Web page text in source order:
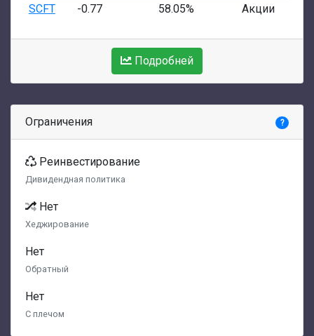
SCFT
-0.77 58.05% Акции
Подробней
Ограничения ?
Реинвестирование
Дивидендная политика
Нет
Хеджирование
Нет
Обратный
Нет
С плечом